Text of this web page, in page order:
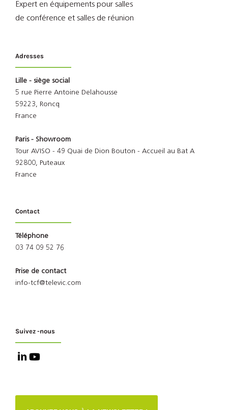
Expert en équipements pour salles
de conférence et salles de réunion
Adresses
Lille - siège social
5 rue Pierre Antoine Delahousse
59223, Roncq
France
Paris - Showroom
Tour AVISO - 49 Quai de Dion Bouton - Accueil au Bat A
92800, Puteaux
France
Contact
Téléphone
03 74 09 52 76
Prise de contact
info-tcf@televic.com
Suivez -nous